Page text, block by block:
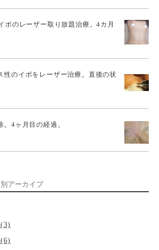
ボのレーザー取り放題治療。4カ月
性のイボをレーザー治療。直後の状
。4ヶ月目の経過。
別アーカイブ